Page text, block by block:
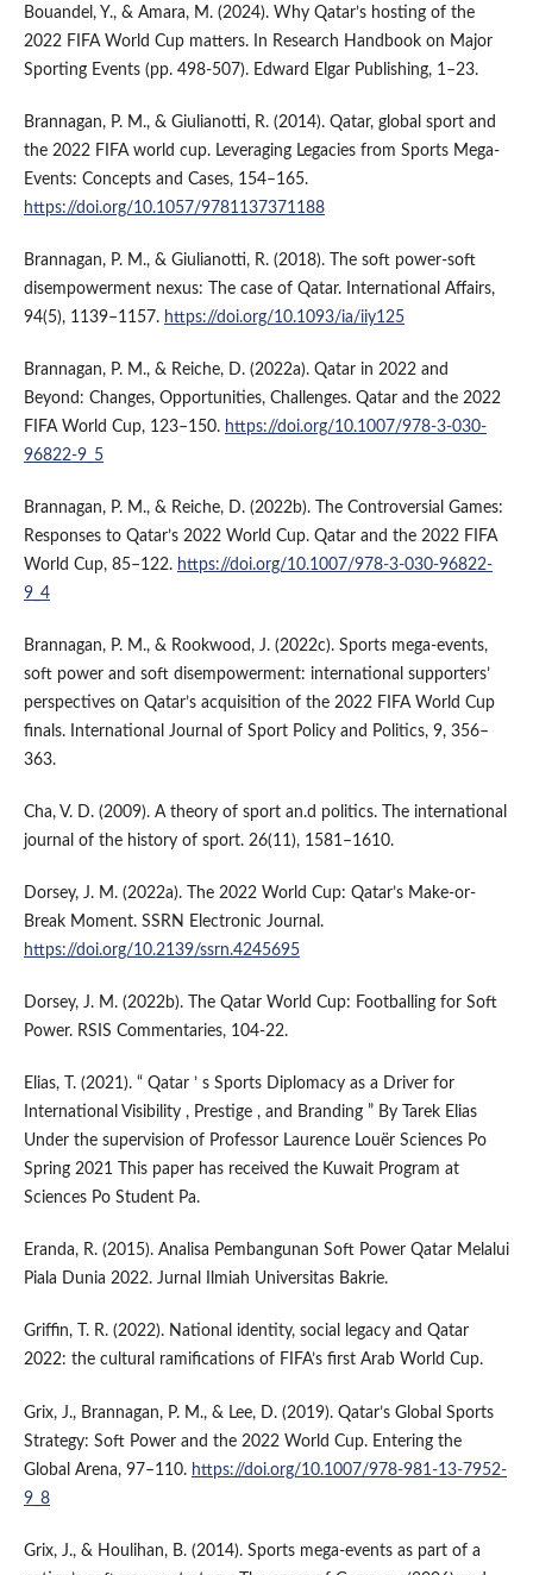
Bouandel, Y., & Amara, M. (2024). Why Qatar’s hosting of the
2022 FIFA World Cup matters. In Research Handbook on Major
Sporting Events (pp. 498-507). Edward Elgar Publishing, 1–23.
Brannagan, P. M., & Giulianotti, R. (2014). Qatar, global sport and
the 2022 FIFA world cup. Leveraging Legacies from Sports Mega-
Events: Concepts and Cases, 154–165.
https://doi.org/10.1057/9781137371188
Brannagan, P. M., & Giulianotti, R. (2018). The soft power-soft
disempowerment nexus: The case of Qatar. International Affairs,
94(5), 1139–1157. https://doi.org/10.1093/ia/iiy125
Brannagan, P. M., & Reiche, D. (2022a). Qatar in 2022 and
Beyond: Changes, Opportunities, Challenges. Qatar and the 2022
FIFA World Cup, 123–150. https://doi.org/10.1007/978-3-030-
96822-9_5
Brannagan, P. M., & Reiche, D. (2022b). The Controversial Games:
Responses to Qatar’s 2022 World Cup. Qatar and the 2022 FIFA
World Cup, 85–122. https://doi.org/10.1007/978-3-030-96822-
9_4
Brannagan, P. M., & Rookwood, J. (2022c). Sports mega-events,
soft power and soft disempowerment: international supporters’
perspectives on Qatar’s acquisition of the 2022 FIFA World Cup
finals. International Journal of Sport Policy and Politics, 9, 356–
363.
Cha, V. D. (2009). A theory of sport an.d politics. The international
journal of the history of sport. 26(11), 1581–1610.
Dorsey, J. M. (2022a). The 2022 World Cup: Qatar’s Make-or-
Break Moment. SSRN Electronic Journal.
https://doi.org/10.2139/ssrn.4245695
Dorsey, J. M. (2022b). The Qatar World Cup: Footballing for Soft
Power. RSIS Commentaries, 104-22.
Elias, T. (2021). “ Qatar ’ s Sports Diplomacy as a Driver for
International Visibility , Prestige , and Branding ” By Tarek Elias
Under the supervision of Professor Laurence Louër Sciences Po
Spring 2021 This paper has received the Kuwait Program at
Sciences Po Student Pa.
Eranda, R. (2015). Analisa Pembangunan Soft Power Qatar Melalui
Piala Dunia 2022. Jurnal Ilmiah Universitas Bakrie.
Griffin, T. R. (2022). National identity, social legacy and Qatar
2022: the cultural ramifications of FIFA’s first Arab World Cup.
Grix, J., Brannagan, P. M., & Lee, D. (2019). Qatar’s Global Sports
Strategy: Soft Power and the 2022 World Cup. Entering the
Global Arena, 97–110. https://doi.org/10.1007/978-981-13-7952-
9_8
Grix, J., & Houlihan, B. (2014). Sports mega-events as part of a